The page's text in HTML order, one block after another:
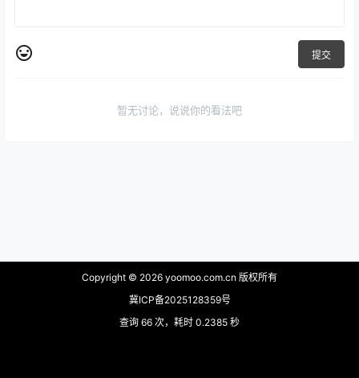
提交
暂无讨论，说说你的看法吧
Copyright © 2026 yoomoo.com.cn 版权所有
冀ICP备2025128359号
查询 66 次，耗时 0.2385 秒